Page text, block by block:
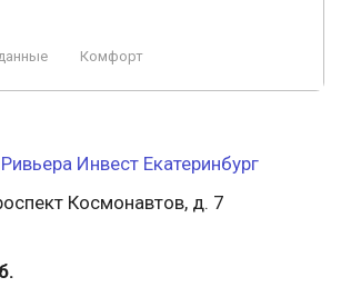
Комфорт
Инвест Екатеринбург
Космонавтов, д. 7